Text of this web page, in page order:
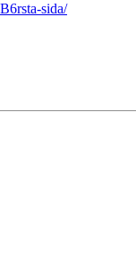
sida/